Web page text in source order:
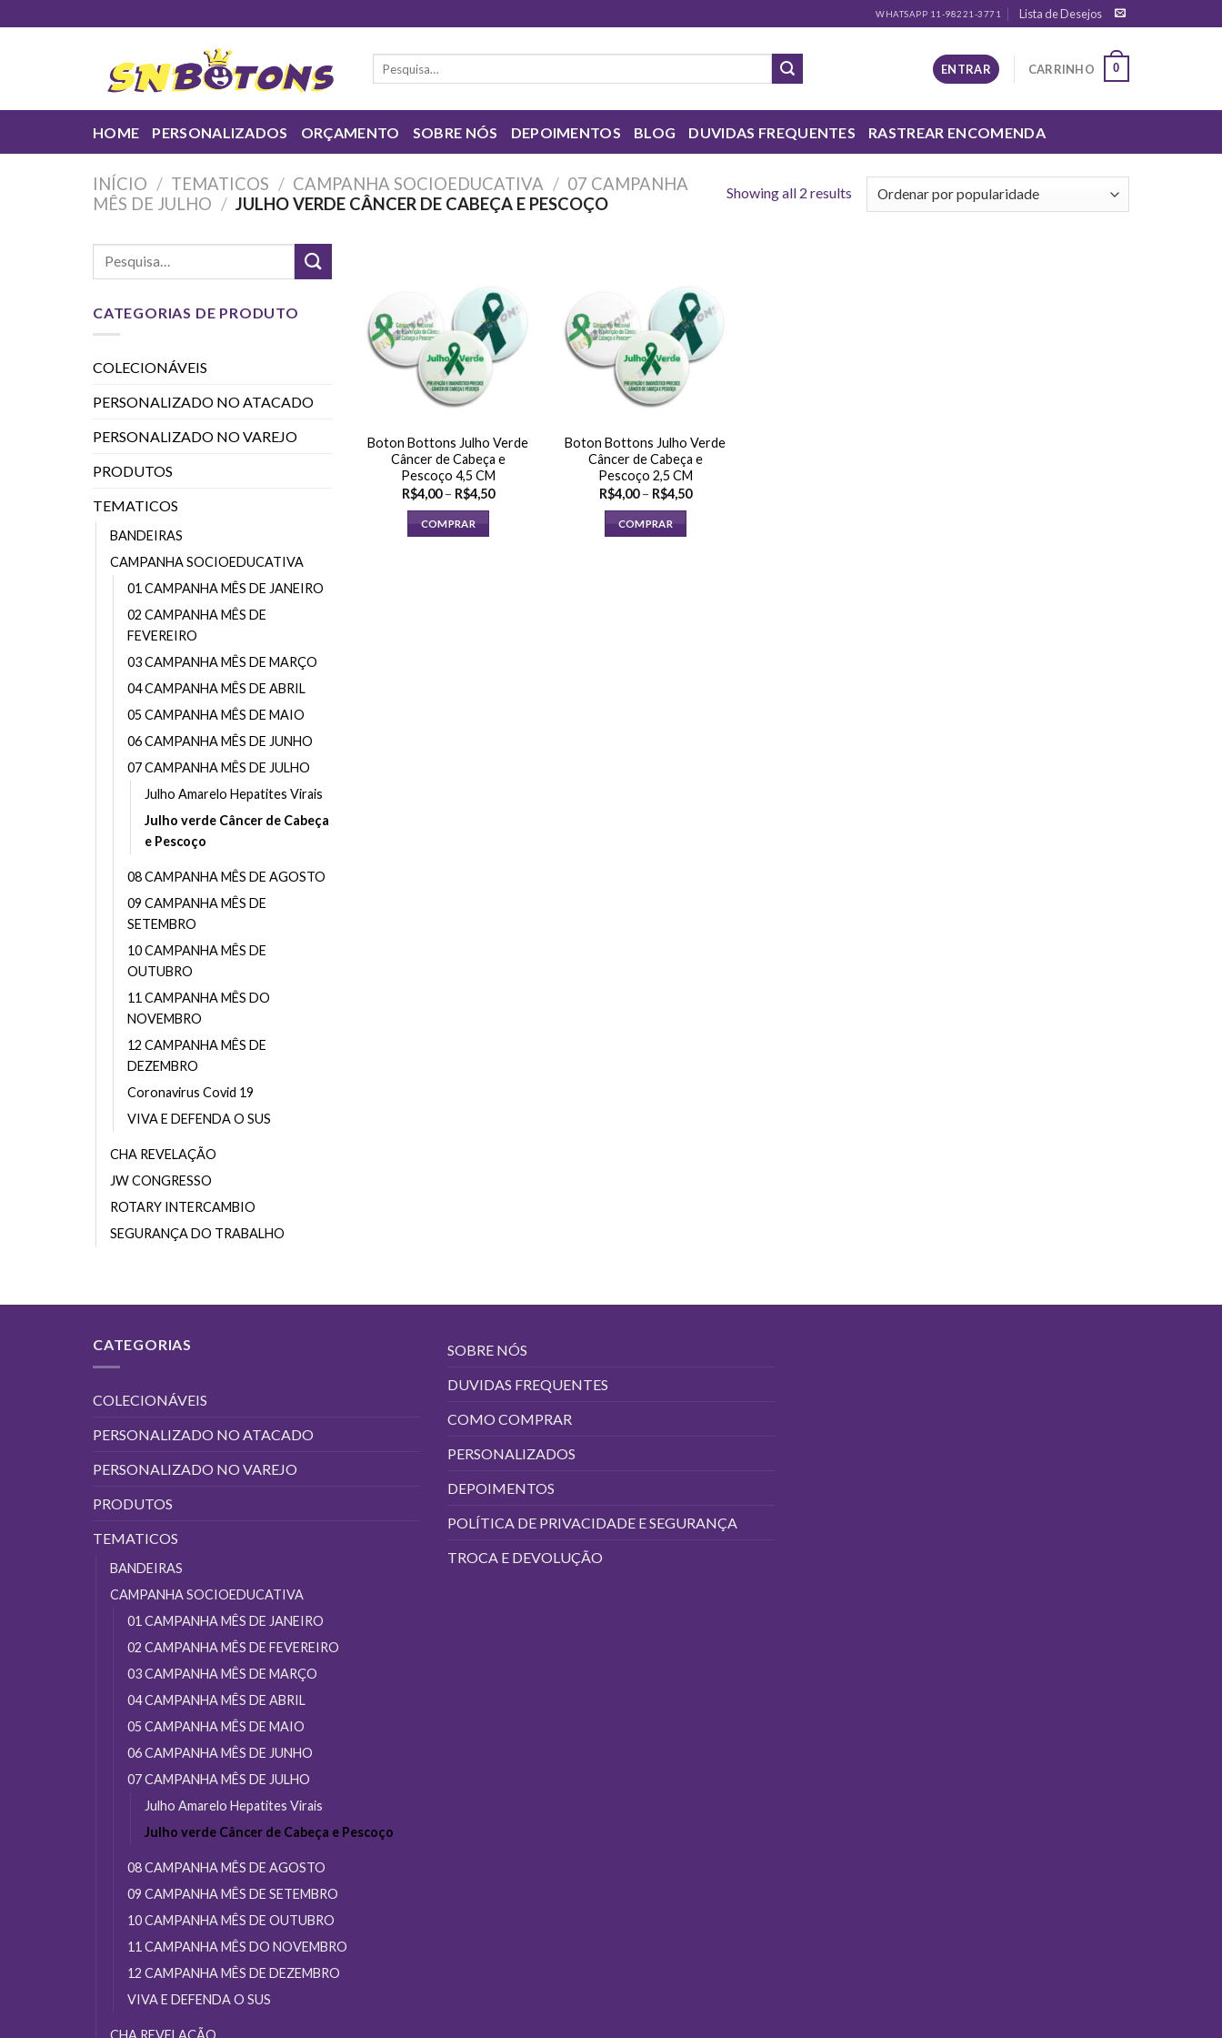
to
WHATSAPP 11-98221-3771 Lista de Desejos
ENTRAR CARRINHO 0
HOME PERSONALIZADOS ORÇAMENTO SOBRE NÓS DEPOIMENTOS BLOG DUVIDAS FREQUENTES RASTREAR ENCOMENDA
INÍCIO / TEMATICOS / CAMPANHA SOCIOEDUCATIVA / 07 CAMPANHA
MÊS DE JULHO / JULHO VERDE CÂNCER DE CABEÇA E PESCOÇO
Showing all 2 results
CATEGORIAS DE PRODUTO
COLECIONÁVEIS
PERSONALIZADO NO ATACADO
PERSONALIZADO NO VAREJO
PRODUTOS
TEMATICOS
BANDEIRAS
CAMPANHA SOCIOEDUCATIVA
01 CAMPANHA MÊS DE JANEIRO
02 CAMPANHA MÊS DE
FEVEREIRO
03 CAMPANHA MÊS DE MARÇO
04 CAMPANHA MÊS DE ABRIL
05 CAMPANHA MÊS DE MAIO
06 CAMPANHA MÊS DE JUNHO
07 CAMPANHA MÊS DE JULHO
Julho Amarelo Hepatites Virais
Julho verde Câncer de Cabeça
e Pescoço
08 CAMPANHA MÊS DE AGOSTO
09 CAMPANHA MÊS DE
SETEMBRO
10 CAMPANHA MÊS DE
OUTUBRO
11 CAMPANHA MÊS DO
NOVEMBRO
12 CAMPANHA MÊS DE
DEZEMBRO
Coronavirus Covid 19
VIVA E DEFENDA O SUS
CHA REVELAÇÃO
JW CONGRESSO
ROTARY INTERCAMBIO
SEGURANÇA DO TRABALHO
Boton Bottons Julho Verde
Câncer de Cabeça e
Pescoço 4,5 CM
R$4,00 – R$4,50Faixa
COMPRAR
Boton Bottons Julho Verde
Câncer de Cabeça e
Pescoço 2,5 CM
R$4,00 – R$4,50Faixa
COMPRAR
CATEGORIAS
COLECIONÁVEIS
PERSONALIZADO NO ATACADO
PERSONALIZADO NO VAREJO
PRODUTOS
TEMATICOS
BANDEIRAS
CAMPANHA SOCIOEDUCATIVA
01 CAMPANHA MÊS DE JANEIRO
02 CAMPANHA MÊS DE FEVEREIRO
03 CAMPANHA MÊS DE MARÇO
04 CAMPANHA MÊS DE ABRIL
05 CAMPANHA MÊS DE MAIO
06 CAMPANHA MÊS DE JUNHO
07 CAMPANHA MÊS DE JULHO
Julho Amarelo Hepatites Virais
Julho verde Câncer de Cabeça e Pescoço
08 CAMPANHA MÊS DE AGOSTO
09 CAMPANHA MÊS DE SETEMBRO
10 CAMPANHA MÊS DE OUTUBRO
11 CAMPANHA MÊS DO NOVEMBRO
12 CAMPANHA MÊS DE DEZEMBRO
VIVA E DEFENDA O SUS
CHA REVELAÇÃO
SOBRE NÓS
DUVIDAS FREQUENTES
COMO COMPRAR
PERSONALIZADOS
DEPOIMENTOS
POLÍTICA DE PRIVACIDADE E SEGURANÇA
TROCA E DEVOLUÇÃO